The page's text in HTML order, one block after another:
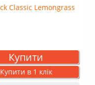
Купити
Купити в 1 клік